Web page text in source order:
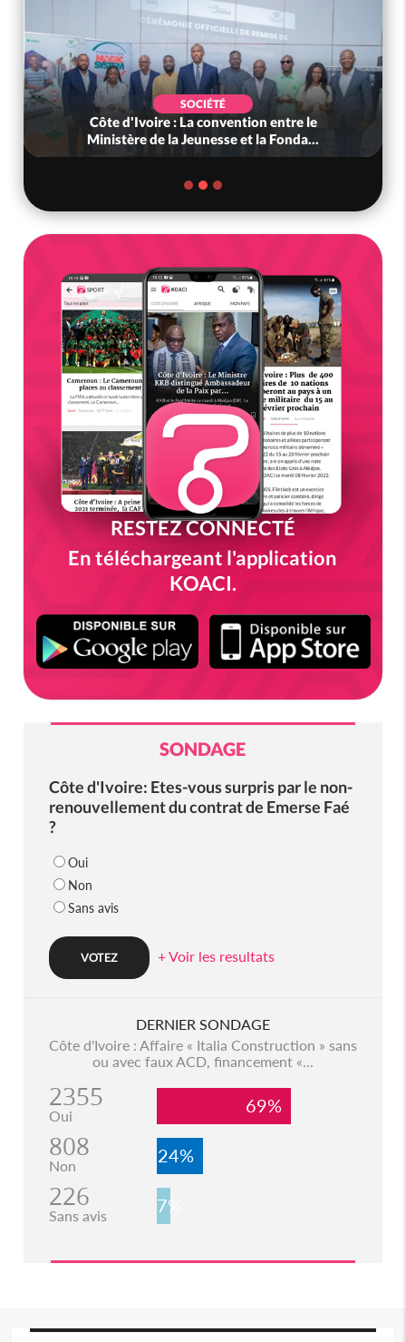
SOCIÉTÉ
Côte d'Ivoire : La convention entre le
Ministère de la Jeunesse et la Fonda...
RESTEZ CONNECTÉ
En téléchargeant l'application
KOACI.
SONDAGE
Côte d'Ivoire: Etes-vous surpris par le non-
renouvellement du contrat de Emerse Faé
?
Oui
Non
Sans avis
+ Voir les resultats
DERNIER SONDAGE
Côte d'Ivoire : Affaire « Italia Construction » sans
ou avec faux ACD, financement «...
2355
Oui 69%
808
Non 24%
226
Sans avis 7%